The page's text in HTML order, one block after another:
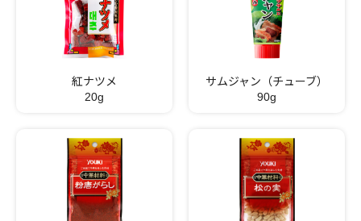
紅ナツメ
20g
サムジャン（チューブ）
90g